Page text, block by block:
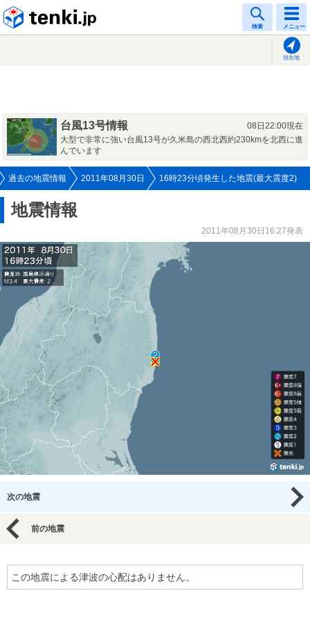
検索 メニュー
現在地
台風13号情報
08日22:00現在
大型で非常に強い台風13号が久米島の西北西約230kmを北西に進
んでいます
過去の地震情報 2011年08月30日 16時23分頃発生した地震(最大震度2)
地震情報
2011年08月30日16:27発表
次の地震
前の地震
この地震による津波の心配はありません。